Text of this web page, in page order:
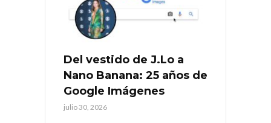
Del vestido de J.Lo a
Nano Banana: 25 años de
Google Imágenes
julio 30, 2026